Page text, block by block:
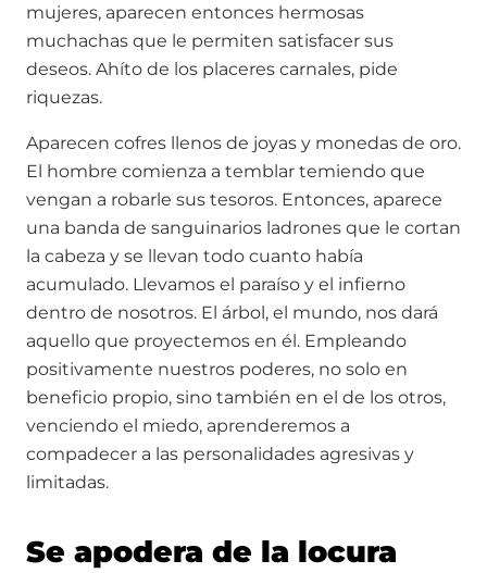
mujeres, aparecen entonces hermosas
muchachas que le permiten satisfacer sus
deseos. Ahíto de los placeres carnales, pide
riquezas.
Aparecen cofres llenos de joyas y monedas de oro.
El hombre comienza a temblar temiendo que
vengan a robarle sus tesoros. Entonces, aparece
una banda de sanguinarios ladrones que le cortan
la cabeza y se llevan todo cuanto había
acumulado. Llevamos el paraíso y el infierno
dentro de nosotros. El árbol, el mundo, nos dará
aquello que proyectemos en él. Empleando
positivamente nuestros poderes, no solo en
beneficio propio, sino también en el de los otros,
venciendo el miedo, aprenderemos a
compadecer a las personalidades agresivas y
limitadas.
Se apodera de la locura